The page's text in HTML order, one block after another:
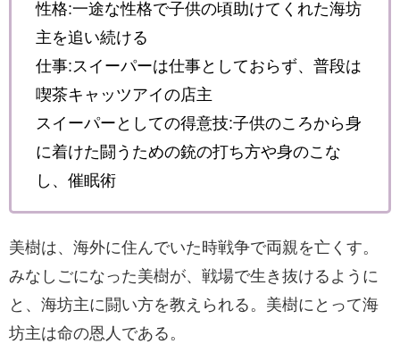
性格:一途な性格で子供の頃助けてくれた海坊
主を追い続ける
仕事:スイーパーは仕事としておらず、普段は
喫茶キャッツアイの店主
スイーパーとしての得意技:子供のころから身
に着けた闘うための銃の打ち方や身のこな
し、催眠術
美樹は、海外に住んでいた時戦争で両親を亡くす。
みなしごになった美樹が、戦場で生き抜けるように
と、海坊主に闘い方を教えられる。美樹にとって海
坊主は命の恩人である。